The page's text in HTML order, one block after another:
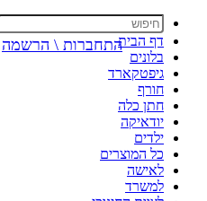
דף הבית
בלונים
גיפטקארד
חורף
חתן כלה
יודאיקה
ילדים
כל המוצרים
לאישה
למשרד
התחברות \ הרשמה